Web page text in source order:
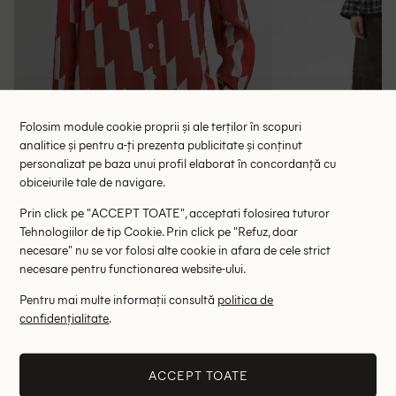
73.00 lei 289.00 lei
RRP: 519.00 lei
Folosim module cookie proprii și ale terților în scopuri
analitice și pentru a-ți prezenta publicitate și conținut
personalizat pe baza unui profil elaborat în concordanță cu
obiceiurile tale de navigare.
Prin click pe "ACCEPT TOATE", acceptati folosirea tuturor
Tehnologiilor de tip Cookie. Prin click pe "Refuz, doar
necesare" nu se vor folosi alte cookie in afara de cele strict
necesare pentru functionarea website-ului.
Pentru mai multe informații consultă politica de
confidențialitate.
ACCEPT TOATE